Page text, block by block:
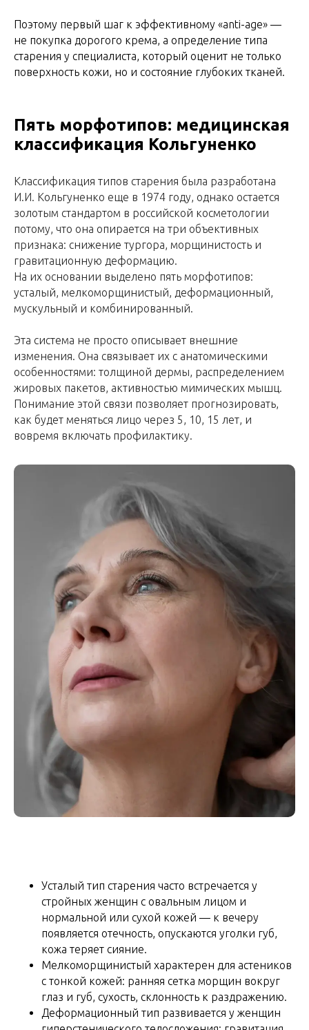
Поэтому первый шаг к эффективному «anti-age» —
не покупка дорогого крема, а определение типа
старения у специалиста, который оценит не только
поверхность кожи, но и состояние глубоких тканей.
Пять морфотипов: медицинская
классификация Кольгуненко
Классификация типов старения была разработана
И.И. Кольгуненко еще в 1974 году, однако остается
золотым стандартом в российской косметологии
потому, что она опирается на три объективных
признака: снижение тургора, морщинистость и
гравитационную деформацию.
На их основании выделено пять морфотипов:
усталый, мелкоморщинистый, деформационный,
мускульный и комбинированный.
Эта система не просто описывает внешние
изменения. Она связывает их с анатомическими
особенностями: толщиной дермы, распределением
жировых пакетов, активностью мимических мышц.
Понимание этой связи позволяет прогнозировать,
как будет меняться лицо через 5, 10, 15 лет, и
вовремя включать профилактику.
Усталый тип старения часто встречается у
стройных женщин с овальным лицом и
нормальной или сухой кожей — к вечеру
появляется отечность, опускаются уголки губ,
кожа теряет сияние.
Мелкоморщинистый характерен для астеников
с тонкой кожей: ранняя сетка морщин вокруг
глаз и губ, сухость, склонность к раздражению.
Деформационный тип развивается у женщин